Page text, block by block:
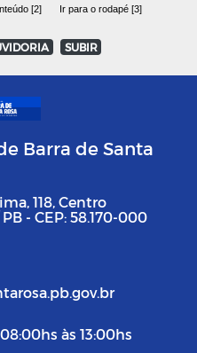
[2] Ir para o rodapé [3]
SUBIR
Barra de Santa
118, Centro
- CEP: 58.170-000
às 13:00hs